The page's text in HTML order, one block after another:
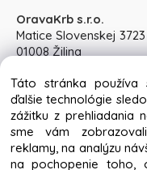
OravaKrb s.r.o.
Matice Slovenskej
01008 Žilina
Pon-Pia: 8:30 - 15:00,
Copyright © 2024
Táto stránka
ďalšie technológie
zážitku z prehliadania
sme vám
reklamy, na analýzu
na pochopenie toho,